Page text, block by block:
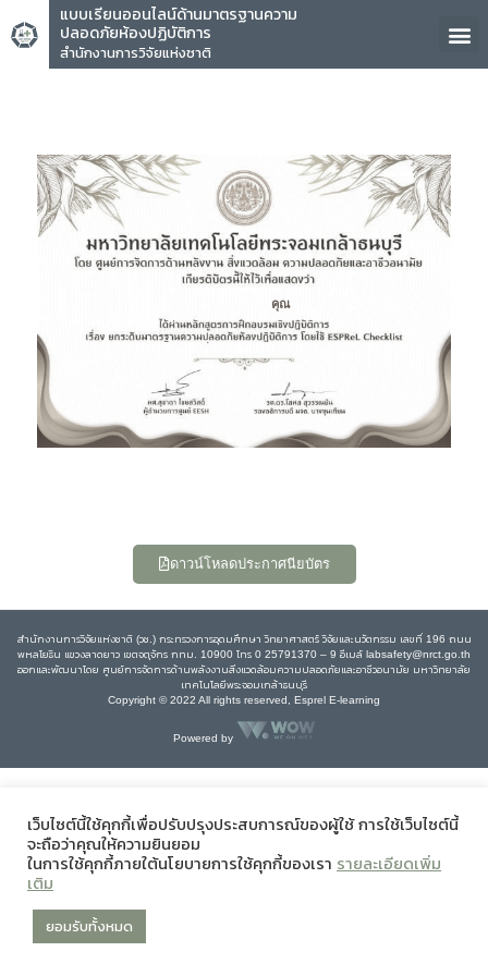
แบบเรียนออนไลน์ด้านมาตรฐานความ
ปลอดภัยห้องปฏิบัติการ
สำนักงานการวิจัยแห่งชาติ
คุณ
ดาวน์โหลดประกาศนียบัตร
สำนักงานการวิจัยแห่งชาติ (วช.) กระทรวงการอุดมศึกษา วิทยาศาสตร์ วิจัยและนวัตกรรม เลขที่ 196 ถนน
พหลโยธิน แขวงลาดยาว เขตจตุจักร กทม. 10900 โทร 0 25791370 – 9 อีเมล์ labsafety@nrct.go.th
ออกและพัฒนาโดย ศูนย์การจัดการด้านพลังงานสิ่งแวดล้อมความปลอดภัยและอาชีวอนามัย มหาวิทยาลัย
เทคโนโลยีพระจอมเกล้าธนบุรี
Copyright © 2022 All rights reserved, Esprel E-learning
Powered by
เว็บไซต์นี้ใช้คุกกี้เพื่อปรับปรุงประสบการณ์ของผู้ใช้ การใช้เว็บไซต์นี้
จะถือว่าคุณให้ความยินยอม
ในการใช้คุกกี้ภายใต้นโยบายการใช้คุกกี้ของเรา รายละเอียดเพิ่ม
เติม
ยอมรับทั้งหมด